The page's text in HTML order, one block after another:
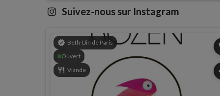
Suivez-nous sur Instagram
verified Beth-Din de Paris
Ouvert
restaurant Viande